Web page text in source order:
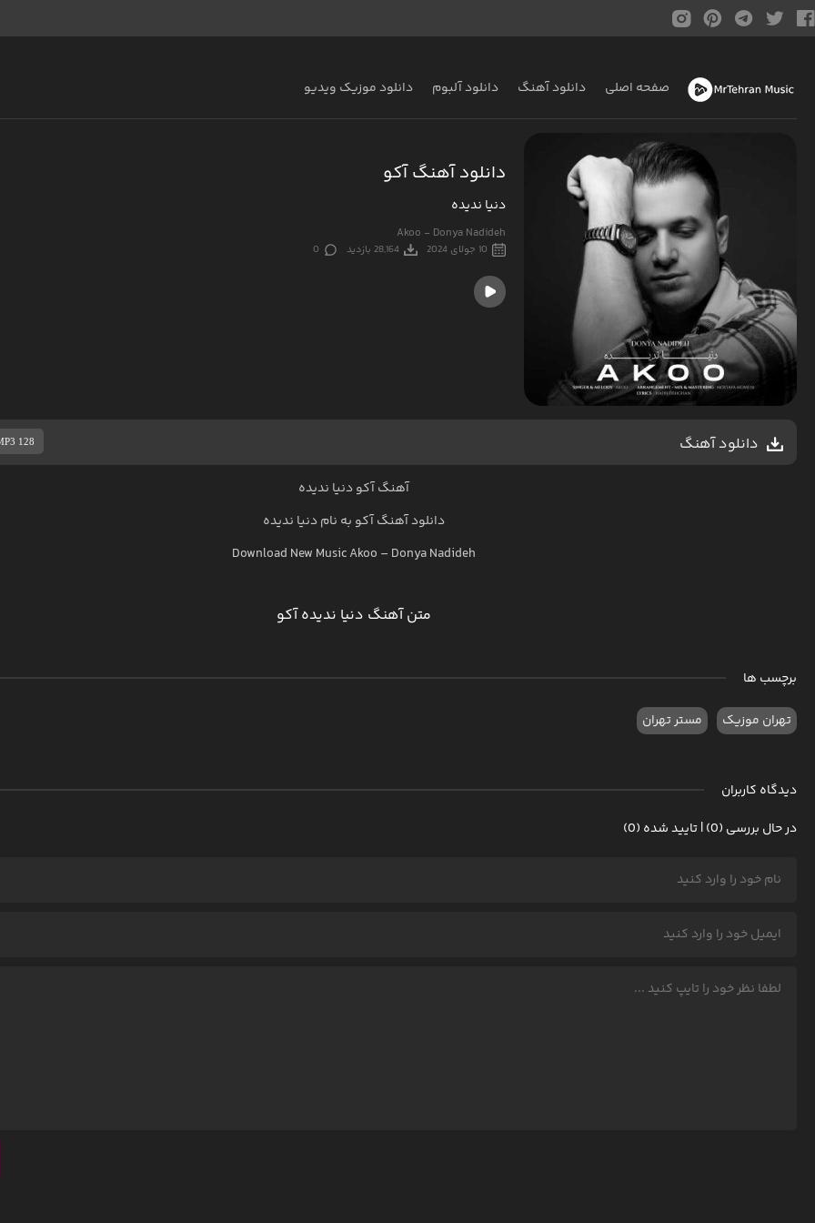
صفحه اصلی دانلود آهنگ دانلود آلبوم دانلود موزیک ویدیو
دانلود آهنگ آکو
دنیا ندیده
Akoo - Donya Nadideh
10 جولای 2024 28,164 بازدید 0
دانلود آهنگ 128
آهنگ آکو دنیا ندیده
دانلود آهنگآکو به نامدنیا ندیده
Download New MusicAkoo – Donya Nadideh
متن آهنگ دنیا ندیده آکو
برچسب ها
تهران موزیک مستر تهران
دیدگاه کاربران
در حال بررسی (0) | تایید شده (0)